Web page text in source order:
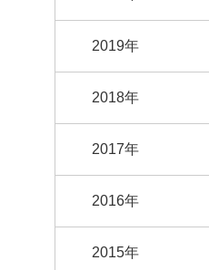
2019年
2018年
2017年
2016年
2015年